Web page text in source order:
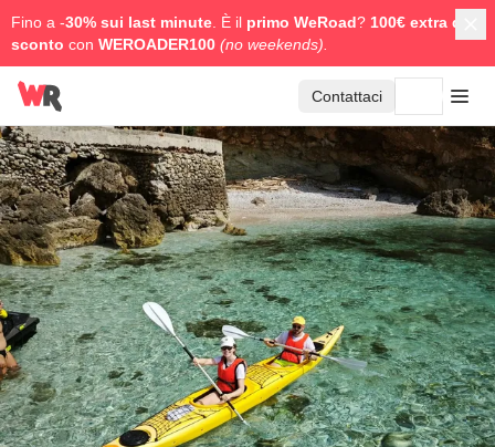
Fino a -30% sui last minute . È il primo WeRoad? 100€ extra di
sconto con WEROADER100 (no weekends).
Contattaci